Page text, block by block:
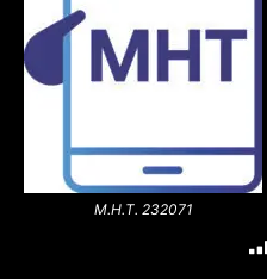
Μ.Η.Τ. 232071